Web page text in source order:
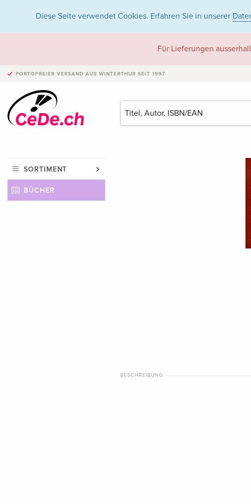
Diese Seite verwendet Cookies. Erfahren Sie in unserer
Für Lieferungen
PORTOFREIER VERSAND AUS WINTERTHUR SEIT 1997
SORTIMENT
BÜCHER
BESCHREIBUNG